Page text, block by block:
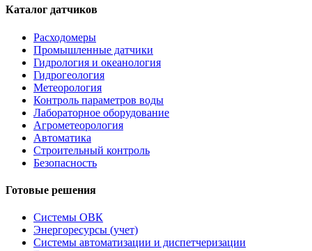
Каталог датчиков
Расходомеры
Промышленные датчики
Гидрология и океанология
Гидрогеология
Метеорология
Контроль параметров воды
Лабораторное оборудование
Агрометеорология
Автоматика
Строительный контроль
Безопасность
Готовые решения
Системы ОВК
Энергоресурсы (учет)
Системы автоматизации и диспетчеризации